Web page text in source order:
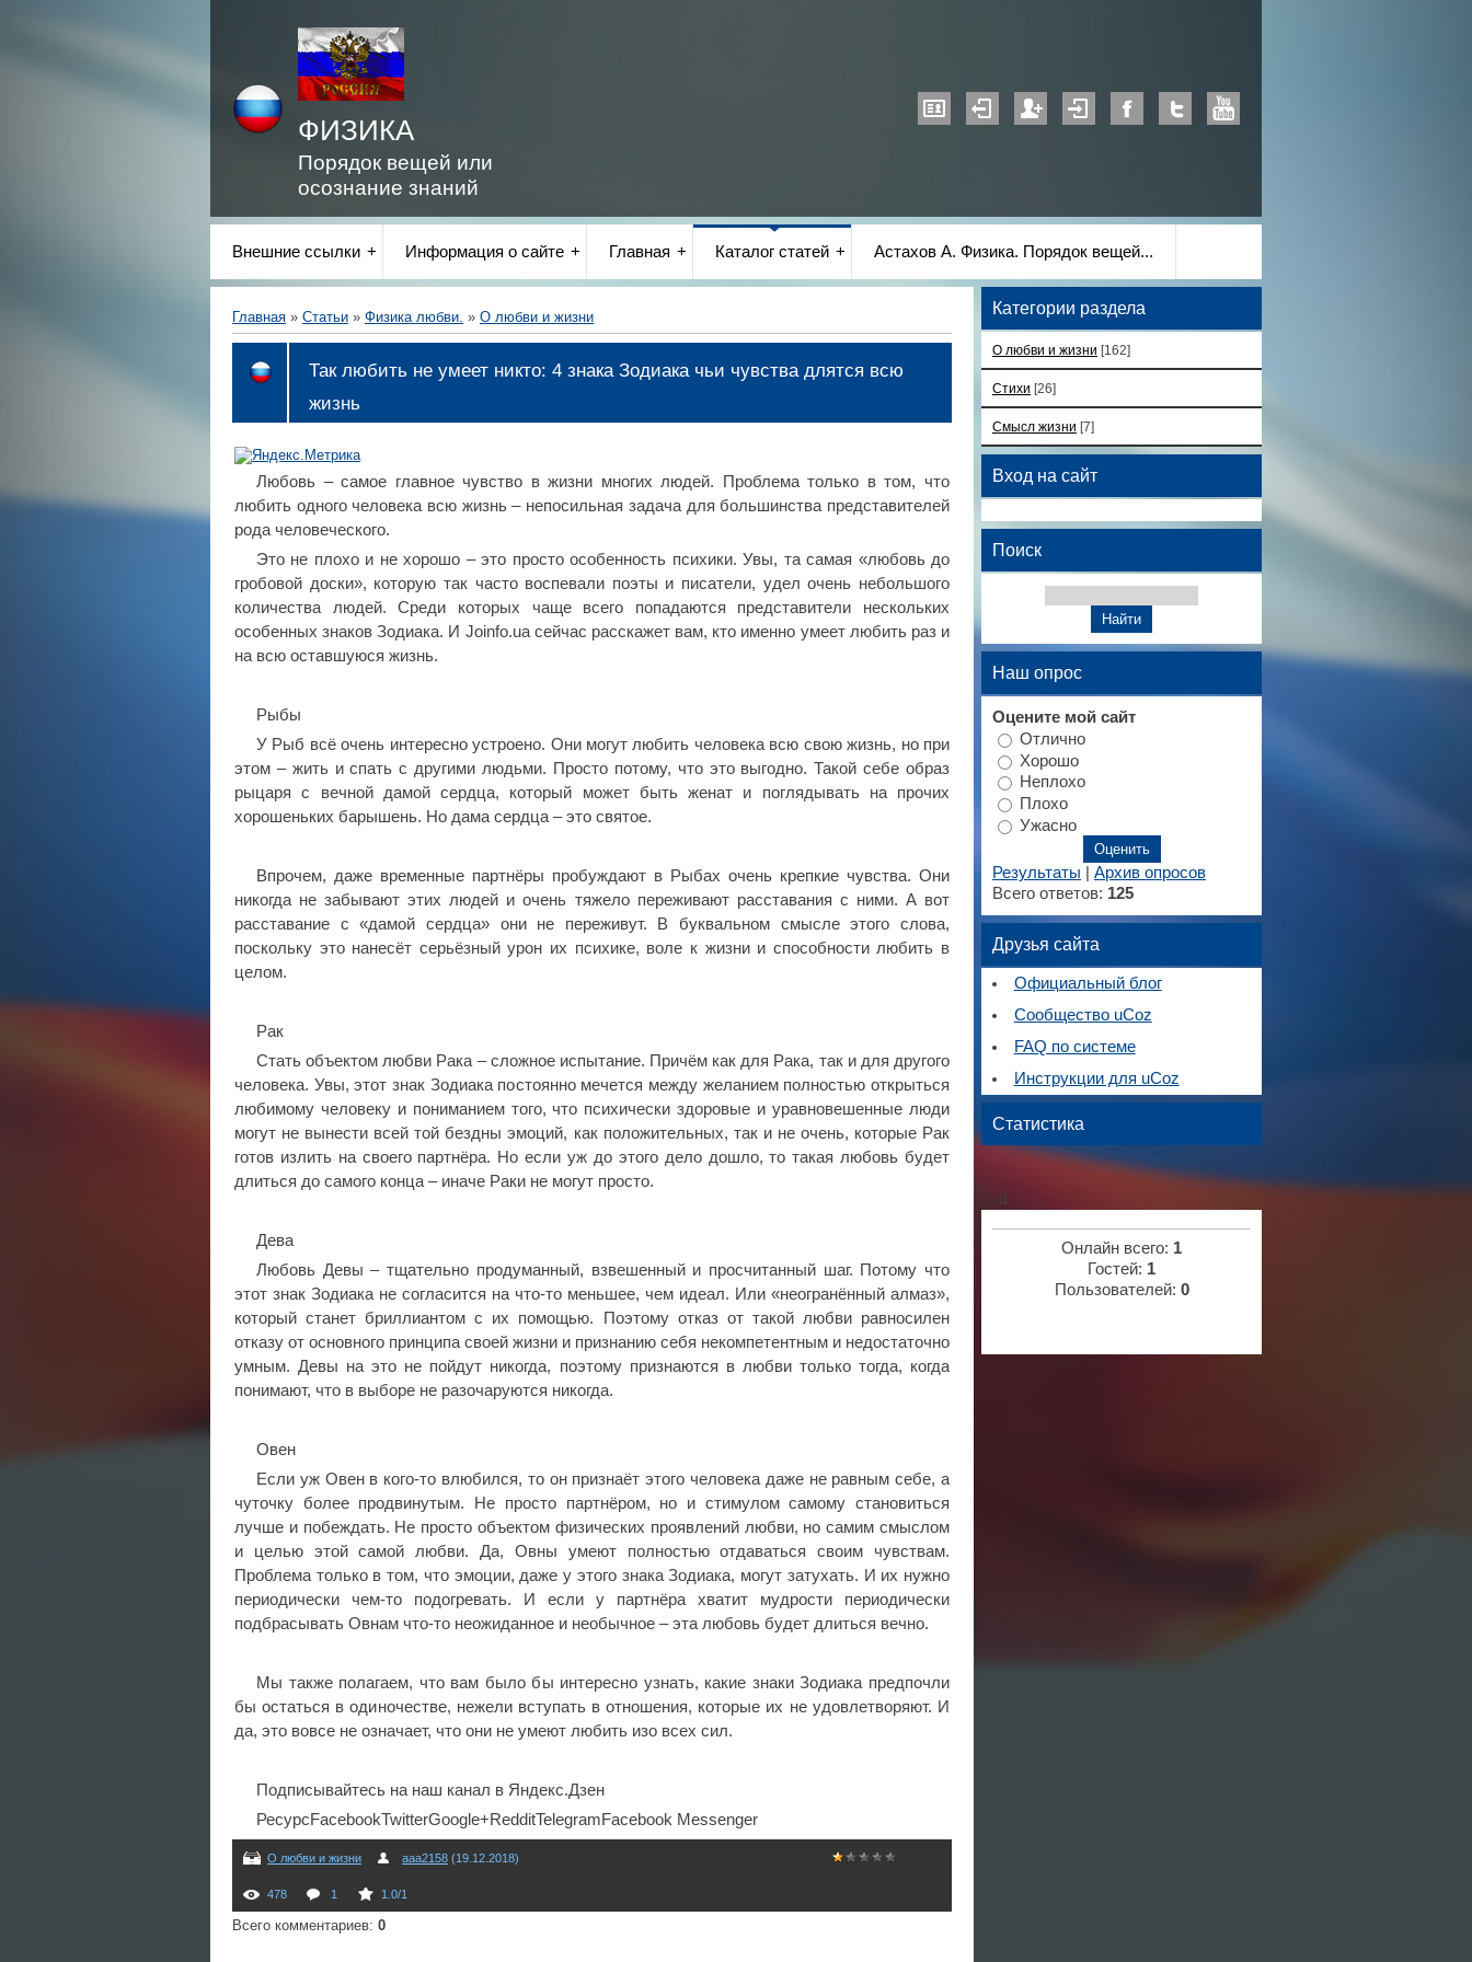
ФИЗИКА
Порядок вещей или
осознание знаний
Внешние ссылки Информация о сайте Главная Каталог статей Астахов А. Физика. Порядок вещей...
Главная » Статьи » Физика любви. » О любви и жизни
Так любить не умеет никто: 4 знака Зодиака чьи чувства длятся всю
жизнь
Любовь – самое главное чувство в жизни многих людей. Проблема только в том, что
любить одного человека всю жизнь – непосильная задача для большинства представителей
рода человеческого.
Это не плохо и не хорошо – это просто особенность психики. Увы, та самая «любовь до
гробовой доски», которую так часто воспевали поэты и писатели, удел очень небольшого
количества людей. Среди которых чаще всего попадаются представители нескольких
особенных знаков Зодиака. И Joinfo.ua сейчас расскажет вам, кто именно умеет любить раз и
на всю оставшуюся жизнь.
Рыбы
У Рыб всё очень интересно устроено. Они могут любить человека всю свою жизнь, но при
этом – жить и спать с другими людьми. Просто потому, что это выгодно. Такой себе образ
рыцаря с вечной дамой сердца, который может быть женат и поглядывать на прочих
хорошеньких барышень. Но дама сердца – это святое.
Впрочем, даже временные партнёры пробуждают в Рыбах очень крепкие чувства. Они
никогда не забывают этих людей и очень тяжело переживают расставания с ними. А вот
расставание с «дамой сердца» они не переживут. В буквальном смысле этого слова,
поскольку это нанесёт серьёзный урон их психике, воле к жизни и способности любить в
целом.
Рак
Стать объектом любви Рака – сложное испытание. Причём как для Рака, так и для другого
человека. Увы, этот знак Зодиака постоянно мечется между желанием полностью открыться
любимому человеку и пониманием того, что психически здоровые и уравновешенные люди
могут не вынести всей той бездны эмоций, как положительных, так и не очень, которые Рак
готов излить на своего партнёра. Но если уж до этого дело дошло, то такая любовь будет
длиться до самого конца – иначе Раки не могут просто.
Дева
Любовь Девы – тщательно продуманный, взвешенный и просчитанный шаг. Потому что
этот знак Зодиака не согласится на что-то меньшее, чем идеал. Или «неогранённый алмаз»,
который станет бриллиантом с их помощью. Поэтому отказ от такой любви равносилен
отказу от основного принципа своей жизни и признанию себя некомпетентным и недостаточно
умным. Девы на это не пойдут никогда, поэтому признаются в любви только тогда, когда
понимают, что в выборе не разочаруются никогда.
Овен
Если уж Овен в кого-то влюбился, то он признаёт этого человека даже не равным себе, а
чуточку более продвинутым. Не просто партнёром, но и стимулом самому становиться
лучше и побеждать. Не просто объектом физических проявлений любви, но самим смыслом
и целью этой самой любви. Да, Овны умеют полностью отдаваться своим чувствам.
Проблема только в том, что эмоции, даже у этого знака Зодиака, могут затухать. И их нужно
периодически чем-то подогревать. И если у партнёра хватит мудрости периодически
подбрасывать Овнам что-то неожиданное и необычное – эта любовь будет длиться вечно.
Мы также полагаем, что вам было бы интересно узнать, какие знаки Зодиака предпочли
бы остаться в одиночестве, нежели вступать в отношения, которые их не удовлетворяют. И
да, это вовсе не означает, что они не умеют любить изо всех сил.
Подписывайтесь на наш канал в Яндекс.Дзен
РесурсFacebookTwitterGoogle+RedditTelegramFacebook Messenger
О любви и жизни aaa2158 (19.12.2018)
478 1 1.0/1
Всего комментариев: 0
Категории раздела
О любви и жизни [162]
Стихи [26]
Смысл жизни [7]
Вход на сайт
Поиск
Наш опрос
Оцените мой сайт
Отлично
Хорошо
Неплохо
Плохо
Ужасно
Результаты
Архив опросов
Всего ответов: 125
Друзья сайта
Официальный блог
Сообщество uCoz
FAQ по системе
Инструкции для uCoz
Статистика
d
Онлайн всего: 1
Гостей: 1
Пользователей: 0